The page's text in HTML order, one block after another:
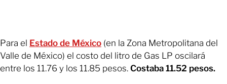
Para el Estado de México (en la Zona Metropolitana del
Valle de México) el costo del litro de Gas LP oscilará
entre los 11.76 y los 11.85 pesos. Costaba 11.52 pesos.